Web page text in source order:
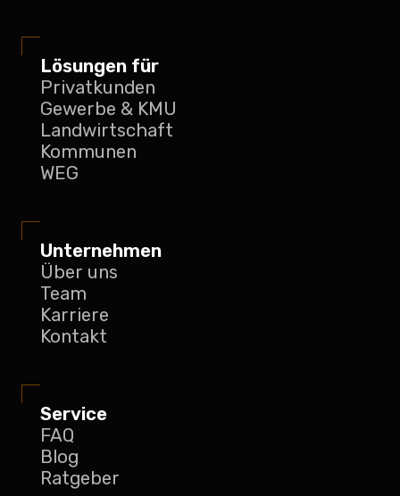
Lösungen für
Privatkunden
Gewerbe & KMU
Landwirtschaft
Kommunen
WEG
Unternehmen
Über uns
Team
Karriere
Kontakt
Service
FAQ
Blog
Ratgeber